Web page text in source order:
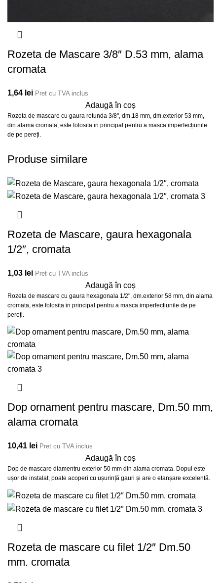
Rozeta de Mascare 3/8″ D.53 mm, alama
cromata
1,64 lei Pret cu TVA inclus
Adaugă în coș
Rozeta de mascare cu gaura rotunda 3/8", dm.18 mm, dm.exterior 53 mm,
din alama cromata, este folosita in principal pentru a masca imperfecțiunile
de pe pereți.
Produse similare
Rozeta de Mascare, gaura hexagonala
1/2″, cromata
1,03 lei Pret cu TVA inclus
Adaugă în coș
Rozeta de mascare cu gaura hexagonala 1/2", dm.exterior 58 mm, din alama
cromata, este folosita in principal pentru a masca imperfecțiunile de pe
pereți.
Dop ornament pentru mascare, Dm.50 mm,
alama cromata
10,41 lei Pret cu TVA inclus
Adaugă în coș
Dop de mascare diamentru exterior 50 mm din alama cromata. Dopul este
ușor de instalat, poate acoperi cu ușurință gauri și are o etanșare excelentă.
Rozeta de mascare cu filet 1/2″ Dm.50
mm. cromata